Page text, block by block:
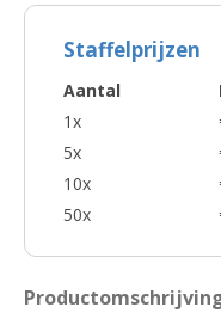
Staffelprijzen
Aantal
1x
5x
10x
50x